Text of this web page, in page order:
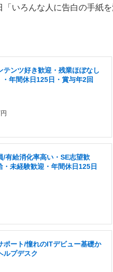
いろんな人に告白の手紙
ンツ好き歓迎・残業ほぼなし
・年間休日125日・賞与年2回
/有給消化率高い・SE志望歓
未経験歓迎・年間休日125日
ポート/憧れのITデビュー基礎か
ルプデスク